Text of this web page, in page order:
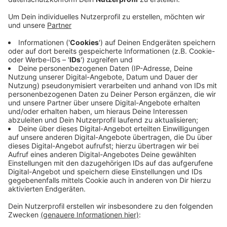
sie auf ihm Geld zu geben. Ohne Erfolg. Daraufhin
entwendete der Unbekannte zwei
Geldkassetteneinsaätze mit Münzgeld und
flüchtete anschließend mit einem dunklen PKW.
Der Mann war 40 bis 50 Jahre alt, 160 bis 170 cm
groß, hatte einen dunklen Haut-Teint und trug eine
schwarzen Schal, schwarze Mütze und weiße
Handschuhe.
Hinweise bitte an die Polizei Steinfurt unter der
Telefonnummer 02551 / 15-0.
Veröffentlicht: Samstag, 07.09.2019 10:26
Anzeige